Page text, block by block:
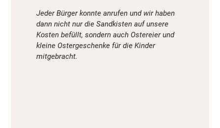
Jeder Bürger konnte anrufen und wir haben
dann nicht nur die Sandkisten auf unsere
Kosten befüllt, sondern auch Ostereier und
kleine Ostergeschenke für die Kinder
mitgebracht.